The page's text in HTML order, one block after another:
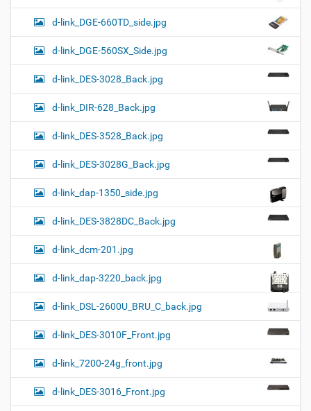
d-link_DGE-660TD_side.jpg
d-link_DGE-560SX_Side.jpg
d-link_DES-3028_Back.jpg
d-link_DIR-628_Back.jpg
d-link_DES-3528_Back.jpg
d-link_DES-3028G_Back.jpg
d-link_dap-1350_side.jpg
d-link_DES-3828DC_Back.jpg
d-link_dcm-201.jpg
d-link_dap-3220_back.jpg
d-link_DSL-2600U_BRU_C_back.jpg
d-link_DES-3010F_Front.jpg
d-link_7200-24g_front.jpg
d-link_DES-3016_Front.jpg